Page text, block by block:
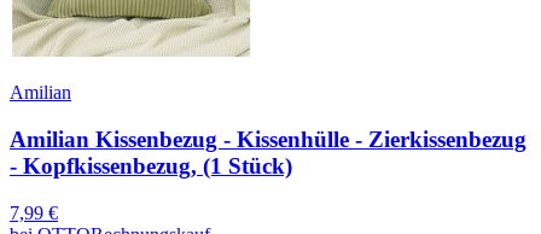
Amilian
Amilian Kissenbezug - Kissenhülle - Zierkissenbezug
- Kopfkissenbezug, (1 Stück)
7,99 €